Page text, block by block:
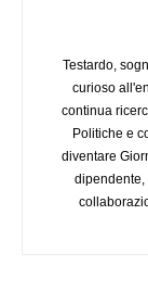
Testardo,
curioso
continua
Politiche e
diventare
dipendente,